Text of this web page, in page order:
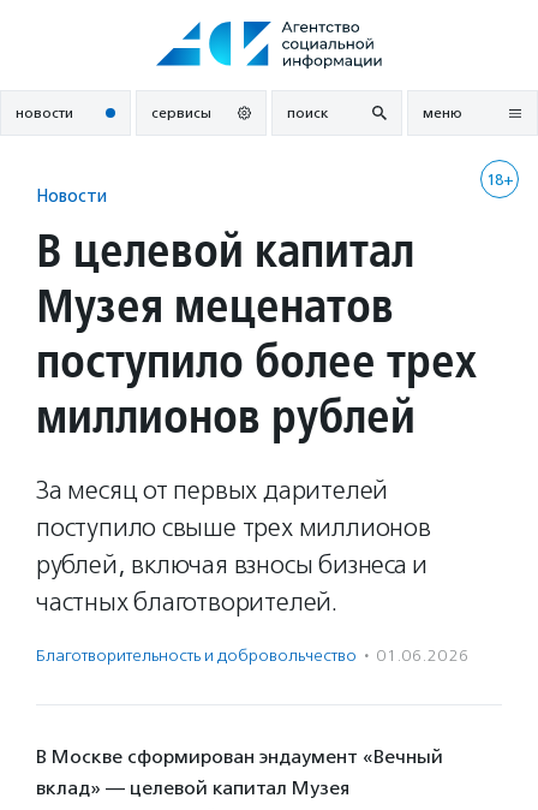
новости сервисы поиск меню
18+
Новости
В целевой капитал
Музея меценатов
поступило более трех
миллионов рублей
За месяц от первых дарителей
поступило свыше трех миллионов
рублей, включая взносы бизнеса и
частных благотворителей.
Благотвори­тель­ность и доброволь­чест­во · 01.06.2026
В Москве сформирован эндаумент «Вечный
вклад» — целевой капитал Музея